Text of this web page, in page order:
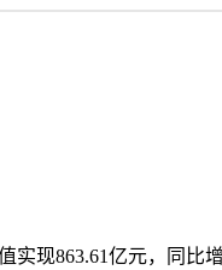
现863.61亿元，同